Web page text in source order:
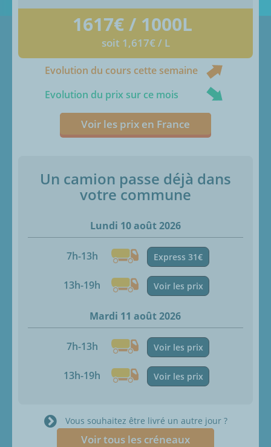
1617€ / 1000L
soit 1,617€ / L
Evolution du cours cette semaine
Evolution du prix sur ce mois
Voir les prix en France
Un camion passe déjà dans
votre commune
Lundi 10 août 2026
7h-13h Express 31€
13h-19h Voir les prix
Mardi 11 août 2026
7h-13h Voir les prix
13h-19h Voir les prix
Vous souhaitez être livré un autre jour ?
Voir tous les créneaux